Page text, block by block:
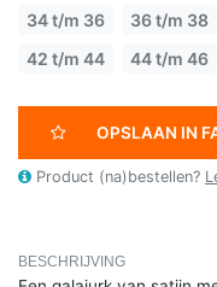
34 t/m 36 36 t/m 38
42 t/m 44
44 t/m 46
OPSLAAN IN
Product (na)bestellen?
BESCHRIJVING